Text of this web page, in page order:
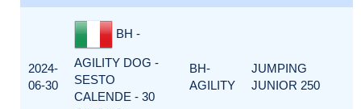
2024-
06-30
BH -
AGILITY DOG -
SESTO
CALENDE - 30
BH-
AGILITY
JUMPING
JUNIOR 250